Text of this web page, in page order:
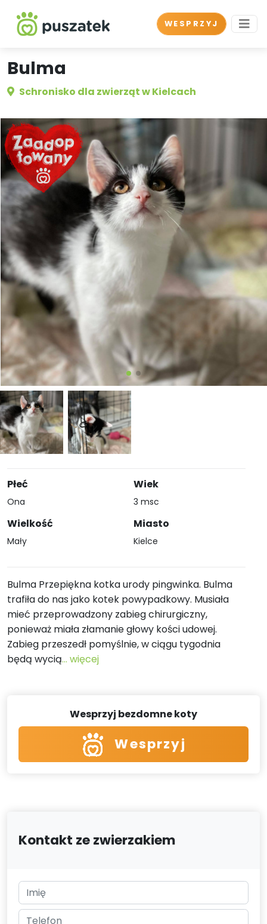
WESPRZYJ
Bulma
Schronisko dla zwierząt w Kielcach
Płeć
Ona
Wielkość
Mały
Wiek
3 msc
Miasto
Kielce
Bulma Przepiękna kotka urody pingwinka. Bulma
trafiła do nas jako kotek powypadkowy. Musiała
mieć przeprowadzony zabieg chirurgiczny,
ponieważ miała złamanie głowy kości udowej.
Zabieg przeszedł pomyślnie, w ciągu tygodnia
będą wycią... więcej
Wesprzyj bezdomne koty
Wesprzyj
Kontakt ze zwierzakiem